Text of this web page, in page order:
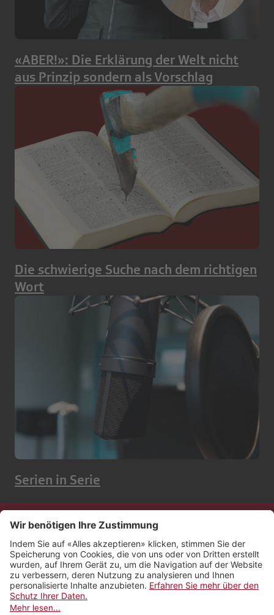
«ABER!»: Die Erklärung der Welt nicht
aus Prinzip sondern als Vorschlag
Die schwierige Suche nach dem richtigen
Wort
Serien in Serie
Kontakt
Impressum
Rechtliches
Netiquette